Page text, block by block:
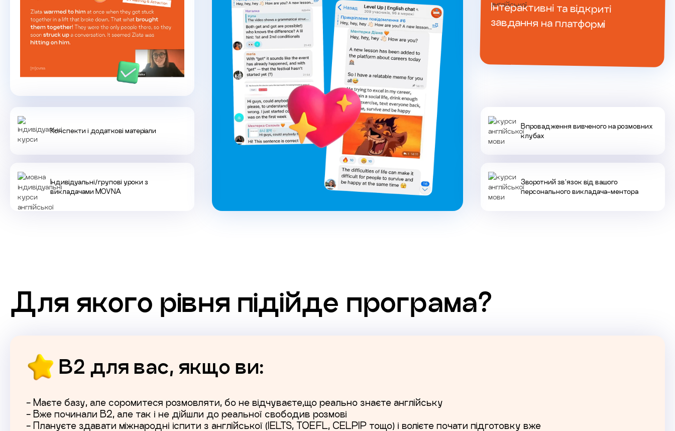
Індивідуальні/групові уроки з
викладачами MOVNA
Конспекти і додаткові матеріали
Зворотний звʼязок від вашого
персонального викладача-ментора
Інтерактивні та відкриті
завдання на платформі
Впровадження вивченого на розмовних
клубах
Для якого рівня підійде програма?
В2 для вас, якщо ви:
- Маєте базу, але соромитеся розмовляти, бо не відчуваєте,що реально знаєте англійську
- Вже починали В2, але так і не дійшли до реальної свободив розмові
- Плануєте здавати міжнародні іспити з англійської (IELTS, TOEFL, CELPIP тощо) і волієте почати підготовку вже